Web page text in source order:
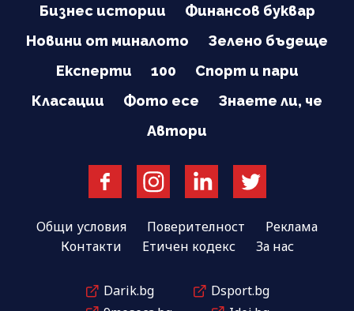
Бизнес истории
Финансов буквар
Новини от миналото
Зелено бъдеще
Експерти
100
Спорт и пари
Класации
Фото есе
Знаете ли, че
Автори
Общи условия Поверителност
Реклама
Контакти
Етичен кодекс За нас
Darik.bg
Dsport.bg